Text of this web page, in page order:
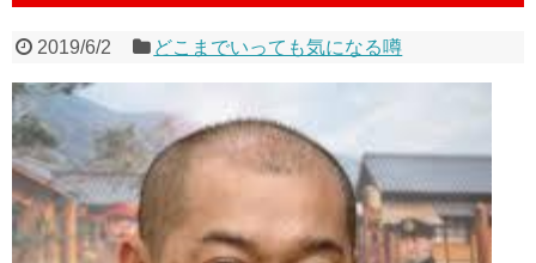
2019/6/2 どこまでいっても気になる噂